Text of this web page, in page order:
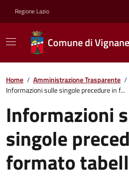
Regione Lazio
Comune di
Home / Amministrazione Trasparente /
Informazioni sulle singole precedure in f...
Informazioni
singole
formato